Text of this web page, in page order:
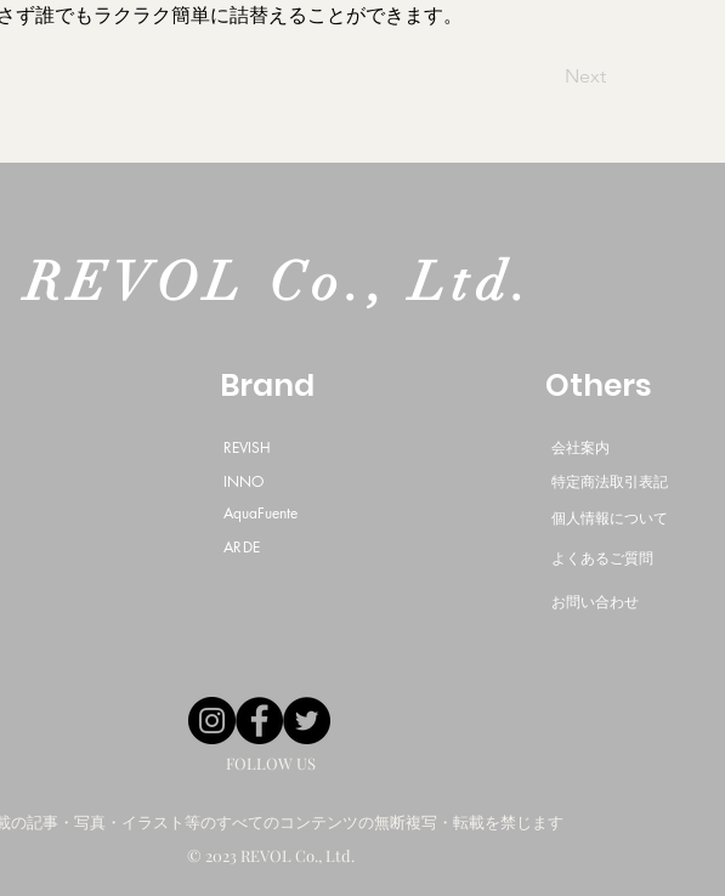
ず誰でもラクラク簡単に詰替えることができます。
Next
REVOL Co., Ltd.
Brand
REVISH
INNO
AquaFuente
ARDE
Others
会社案内
特定商法取引表記
個人情報について
よくあるご質問
お問い合わせ
FOLLOW US
の記事・写真・イラスト等のすべてのコンテンツの無断複写・転載を禁じます
© 2023 REVOL Co., Ltd.